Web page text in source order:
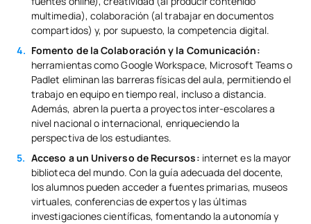
multimedia), colaboración (al trabajar en documentos
compartidos) y, por supuesto, la competencia digital.
Fomento de la Colaboración y la Comunicación:
herramientas como Google Workspace, Microsoft Teams o
Padlet eliminan las barreras físicas del aula, permitiendo el
trabajo en equipo en tiempo real, incluso a distancia.
Además, abren la puerta a proyectos inter-escolares a
nivel nacional o internacional, enriqueciendo la
perspectiva de los estudiantes.
Acceso a un Universo de Recursos: internet es la mayor
biblioteca del mundo. Con la guía adecuada del docente,
los alumnos pueden acceder a fuentes primarias, museos
virtuales, conferencias de expertos y las últimas
investigaciones científicas, fomentando la autonomía y